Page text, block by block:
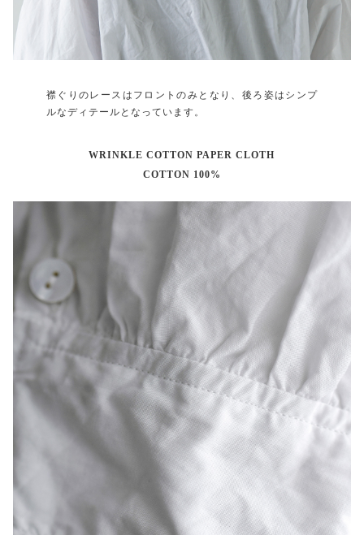
襟ぐりのレースはフロントのみとなり、後ろ姿はシンプ
ルなディテールとなっています。
WRINKLE COTTON PAPER CLOTH
COTTON 100%